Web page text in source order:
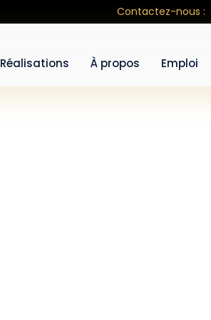
Contactez-nous :
Réalisations À propos Emploi